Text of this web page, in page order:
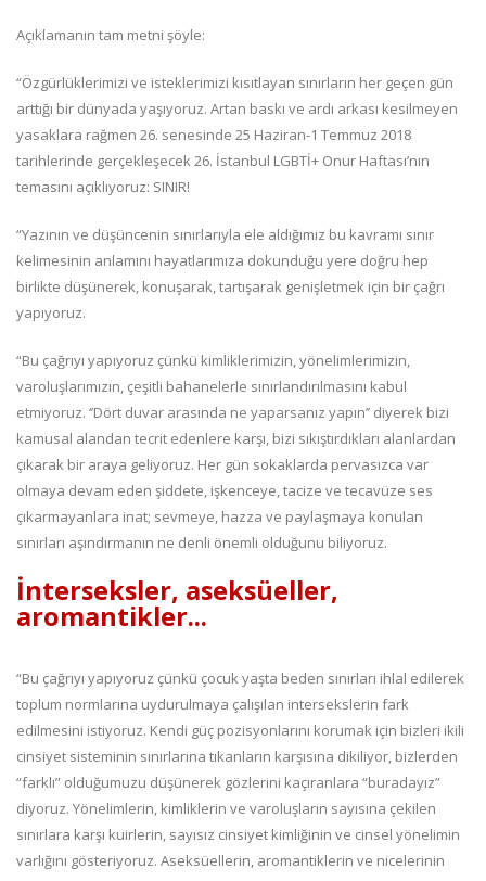
Açıklamanın tam metni şöyle:
“Özgürlüklerimizi ve isteklerimizi kısıtlayan sınırların her geçen gün
arttığı bir dünyada yaşıyoruz. Artan baskı ve ardı arkası kesilmeyen
yasaklara rağmen 26. senesinde 25 Haziran-1 Temmuz 2018
tarihlerinde gerçekleşecek 26. İstanbul LGBTİ+ Onur Haftası’nın
temasını açıklıyoruz: SINIR!
“Yazının ve düşüncenin sınırlarıyla ele aldığımız bu kavramı sınır
kelimesinin anlamını hayatlarımıza dokunduğu yere doğru hep
birlikte düşünerek, konuşarak, tartışarak genişletmek için bir çağrı
yapıyoruz.
“Bu çağrıyı yapıyoruz çünkü kimliklerimizin, yönelimlerimizin,
varoluşlarımızın, çeşitli bahanelerle sınırlandırılmasını kabul
etmiyoruz. ‘’Dört duvar arasında ne yaparsanız yapın’’ diyerek bizi
kamusal alandan tecrit edenlere karşı, bizi sıkıştırdıkları alanlardan
çıkarak bir araya geliyoruz. Her gün sokaklarda pervasızca var
olmaya devam eden şiddete, işkenceye, tacize ve tecavüze ses
çıkarmayanlara inat; sevmeye, hazza ve paylaşmaya konulan
sınırları aşındırmanın ne denli önemli olduğunu biliyoruz.
İnterseksler, aseksüeller,
aromantikler...
“Bu çağrıyı yapıyoruz çünkü çocuk yaşta beden sınırları ihlal edilerek
toplum normlarına uydurulmaya çalışılan intersekslerin fark
edilmesini istiyoruz. Kendi güç pozisyonlarını korumak için bizleri ikili
cinsiyet sisteminin sınırlarına tıkanların karşısına dikiliyor, bizlerden
“farklı” olduğumuzu düşünerek gözlerini kaçıranlara “buradayız”
diyoruz. Yönelimlerin, kimliklerin ve varoluşların sayısına çekilen
sınırlara karşı kuirlerin, sayısız cinsiyet kimliğinin ve cinsel yönelimin
varlığını gösteriyoruz. Aseksüellerin, aromantiklerin ve nicelerinin